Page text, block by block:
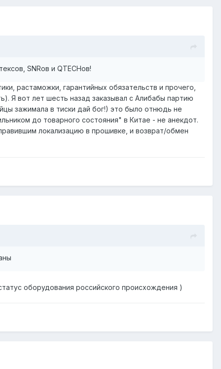
SNRов и QTECHов!
растаможки, гарантийных обязательств и прочего,
Я вот лет шесть назад заказывал с Алибабы партию
зажимала в тиски дай бог!) это было отнюдь не
до товарного состояния" в Китае - не анекдот.
локализацию в прошивке, и возврат/обмен
оборудования российского происхождения )